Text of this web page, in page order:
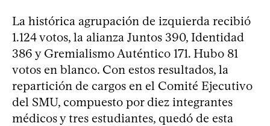
La histórica agrupación de izquierda recibió
1.124 votos, la alianza Juntos 390, Identidad
386 y Gremialismo Auténtico 171. Hubo 81
votos en blanco. Con estos resultados, la
repartición de cargos en el Comité Ejecutivo
del SMU, compuesto por diez integrantes
médicos y tres estudiantes, quedó de esta